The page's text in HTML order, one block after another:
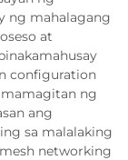
ng mahalagang
at
configuration
ng
ang
sa malalaking
networking